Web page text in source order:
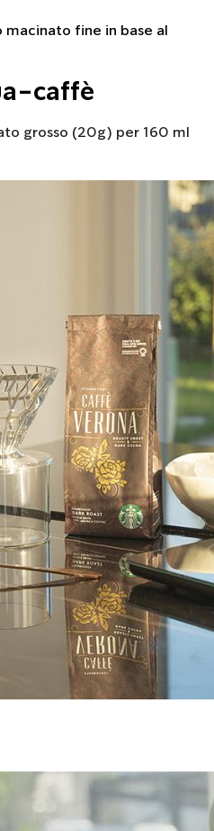
fine in base al
caffè
grosso (20g) per 160 ml